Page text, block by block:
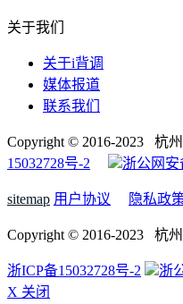
关于我们
关于i背调
媒体报道
联系我们
Copyright © 2016-2023 杭
15032728号-2
浙公网安
sitemap 用户协议 隐私政
Copyright © 2016-2023 杭
浙ICP备15032728号-2
浙
X 关闭